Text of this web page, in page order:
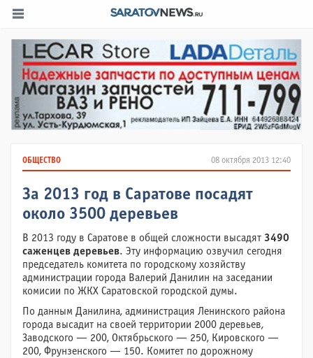
08 октября 2013 12:40
ОБЩЕСТВО
За 2013 год в Саратове посадят
около 3500 деревьев
В 2013 году в Саратове в общей сложности высадят 3490
саженцев деревьев. Эту информацию озвучил сегодня
председатель комитета по городскому хозяйству
администрации города Валерий Данилин на заседании
комисии по ЖКХ Саратовской городской думы.
По данным Данилина, администрация Ленинского района
города высадит на своей территории 2000 деревьев,
Заводского — 200, Октябрьского — 250, Кировского —
200, Фрунзенского — 150. Комитет по дорожному